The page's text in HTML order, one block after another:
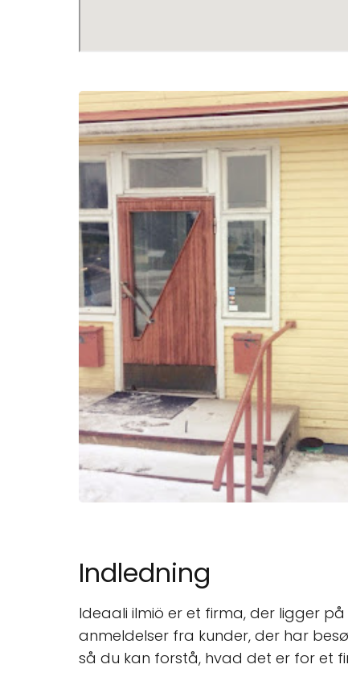
Indledning
Ideaali ilmiö er et firma, der ligger
anmeldelser fra kunder, der har
så du kan forstå, hvad det er for et